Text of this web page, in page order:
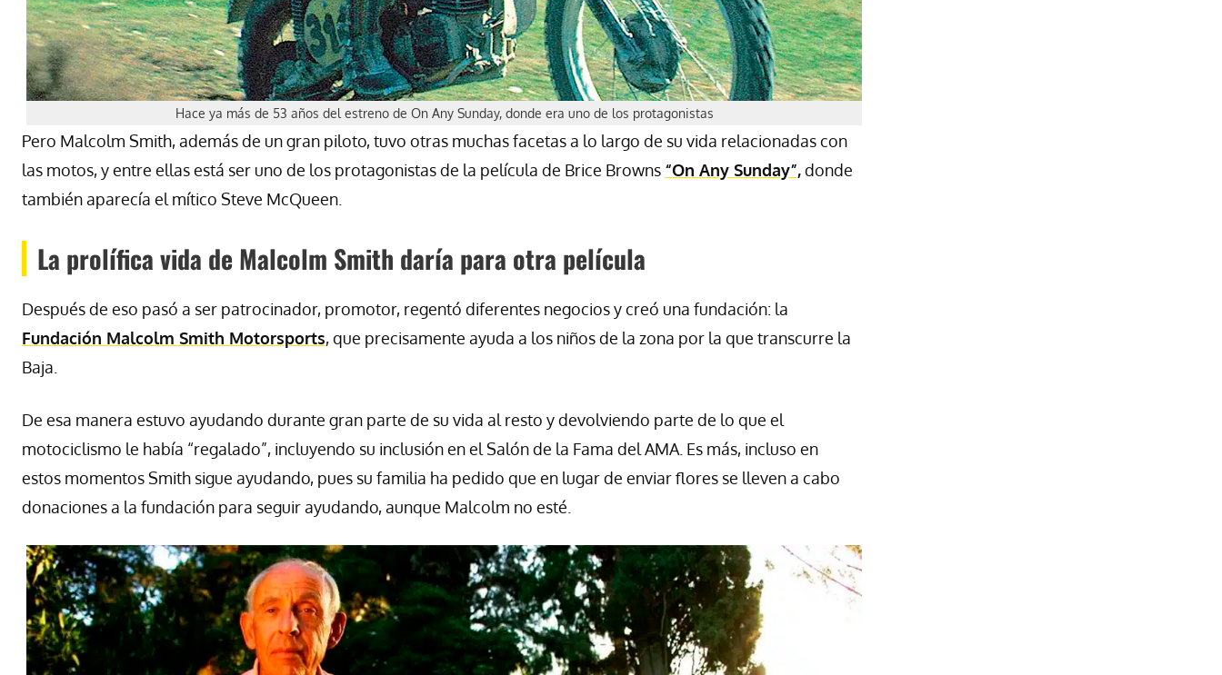
Hace ya más de 53 años del estreno de On Any Sunday, donde era uno de los protagonistas
Pero Malcolm Smith, además de un gran piloto, tuvo otras muchas facetas a lo largo de su vida relacionadas con
las motos, y entre ellas está ser uno de los protagonistas de la película de Brice Browns “On Any Sunday”,donde
también aparecía el mítico Steve McQueen.
La prolífica vida de Malcolm Smith daría para otra película
Después de eso pasó a ser patrocinador, promotor, regentó diferentes negocios y creó una fundación: la
Fundación Malcolm Smith Motorsports, que precisamente ayuda a los niños de la zona por la que transcurre la
Baja.
De esa manera estuvo ayudando durante gran parte de su vida al resto y devolviendo parte de lo que el
motociclismo le había “regalado”, incluyendo su inclusión en el Salón de la Fama del AMA. Es más, incluso en
estos momentos Smith sigue ayudando, pues su familia ha pedido que en lugar de enviar flores se lleven a cabo
donaciones a la fundación para seguir ayudando, aunque Malcolm no esté.